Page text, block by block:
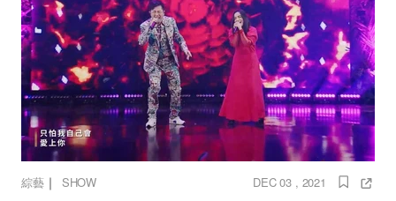
綜藝｜ SHOW DEC 03 , 2021